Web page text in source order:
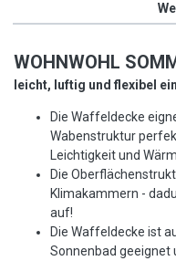
WOHNWOHL S
leicht, luftig und flexibel
Die Waffeldecke
Wabenstruktur
Leichtigkeit und
Die
Klimakammern -
auf!
Die Waffeldecke ist
Sonnenbad geeignet